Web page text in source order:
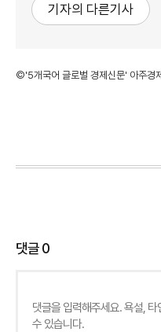
기자의 다른기사
©'5개국어 글로벌 경제신문' 아주경
댓글0